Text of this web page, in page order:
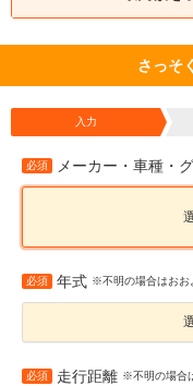
さっそ
入力
必須 メーカー・車種・
必須 年式 ※不明の場合はおお
必須 走行距離 ※不明の場合